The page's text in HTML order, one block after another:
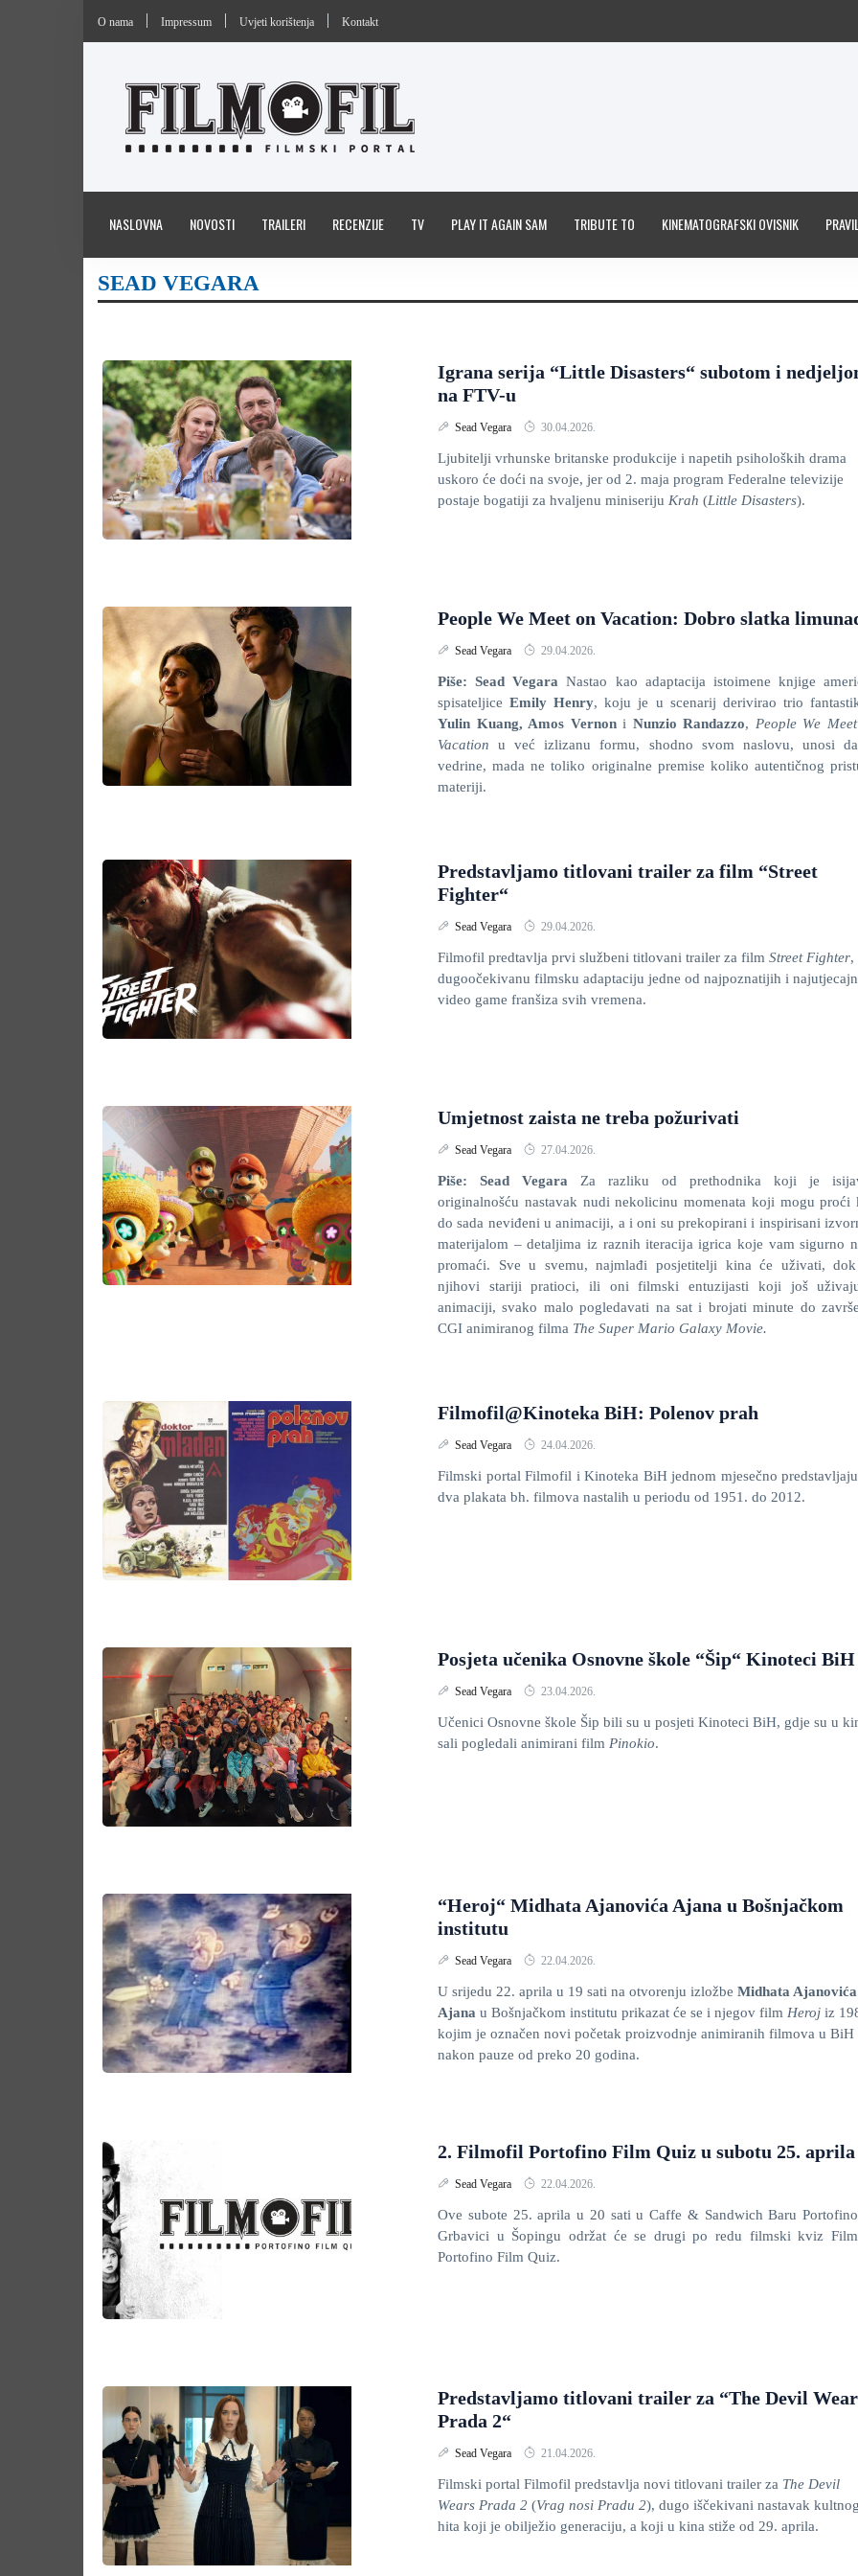
O nama Impressum Uvjeti korištenja Kontakt
NASLOVNA NOVOSTI TRAILERI RECENZIJE TV PLAY IT AGAIN SAM TRIBUTE TO KINEMATOGRAFSKI OVISNIK
SEAD VEGARA
Igrana serija “Little Disasters“ subotom i
na FTV-u
Sead Vegara 30.04.2026.
Ljubitelji vrhunske britanske produkcije i napetih psiholoških drama
uskoro će doći na svoje, jer od 2. maja program Federalne televizije
postaje bogatiji za hvaljenu miniseriju Krah (Little Disasters).
People We Meet on Vacation: Dobro slatka
Sead Vegara 29.04.2026.
Piše: Sead Vegara Nastao kao adaptacija istoimene knjige
spisateljiceEmily Henry, koju je u scenarij derivirao trio
Yulin Kuang, Amos Vernoni Nunzio Randazzo, People We
Vacationu već izlizanu formu, shodno svom naslovu, unosi
vedrine, mada ne toliko originalne premise koliko autentičnog
materiji.
Predstavljamo titlovani trailer za film “Street
Fighter“
Sead Vegara 29.04.2026.
Filmofil predtavlja prvi službeni titlovani trailer za film Street Fighter,
dugoočekivanu filmsku adaptaciju jedne od najpoznatijih i
video game franšiza svih vremena.
Umjetnost zaista ne treba požurivati
Sead Vegara 27.04.2026.
Piše: Sead Vegara Za razliku od prethodnika koji je
originalnošću nastavak nudi nekolicinu momenata koji mogu proći
do sada neviđeni u animaciji, a i oni su prekopirani i inspirisani
materijalom – detaljima iz raznih iteracija igrica koje vam sigurno
promaći. Sve u svemu, najmlađi posjetitelji kina će uživati,
njihovi stariji pratioci, ili oni filmski entuzijasti koji još
animaciji, svako malo pogledavati na sat i brojati minute do
CGI animiranog filma The Super Mario Galaxy Movie.
Filmofil@Kinoteka BiH: Polenov prah
Sead Vegara 24.04.2026.
Filmski portal Filmofil i Kinoteka BiH jednom mjesečno
dva plakata bh. filmova nastalih u periodu od 1951. do 2012.
Posjeta učenika Osnovne škole “Šip“ Kinoteci BiH
Sead Vegara 23.04.2026.
Učenici Osnovne škole Šip bili su u posjeti Kinoteci BiH, gdje su u
sali pogledali animirani film Pinokio.
“Heroj“ Midhata Ajanovića Ajana u Bošnjačkom
institutu
Sead Vegara 22.04.2026.
U srijedu 22. aprila u 19 sati na otvorenju izložbe Midhata Ajanovića
Ajana u Bošnjačkom institutu prikazat će se i njegov film Heroj iz
kojim je označen novi početak proizvodnje animiranih filmova u BiH
nakon pauze od preko 20 godina.
2. Filmofil Portofino Film Quiz u subotu 25. aprila
Sead Vegara 22.04.2026.
Ove subote 25. aprila u 20 sati u Caffe & Sandwich Baru
Grbavici u Šopingu održat će se drugi po redu filmski kviz
Portofino Film Quiz.
Predstavljamo titlovani trailer za “The Devil
Prada 2“
Sead Vegara 21.04.2026.
Filmski portal Filmofil predstavlja novi titlovani trailer za The Devil
Wears Prada 2 (Vrag nosi Pradu 2), dugo iščekivani nastavak kultnog
hita koji je obilježio generaciju, a koji u kina stiže od 29. aprila.